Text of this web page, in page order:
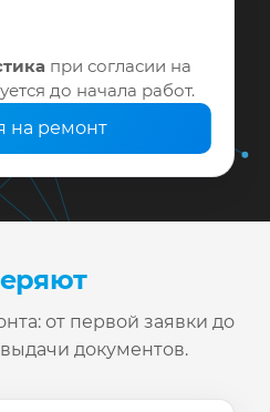
при согласии на
до начала работ.
на ремонт
от первой заявки до
документов.